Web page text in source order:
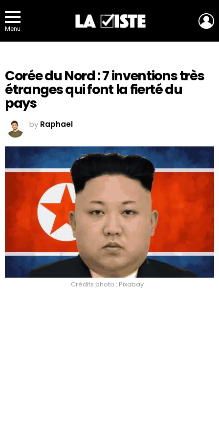
Menu
Corée du Nord : 7 inventions très
étranges qui font la fierté du
pays
by Raphael
Crédits photo : Pixabay